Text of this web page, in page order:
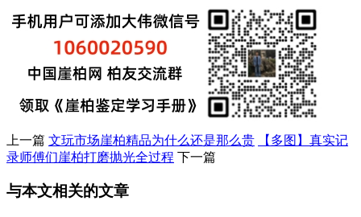
上一篇 文玩市场崖柏精品为什么还是那么贵
【多图】真实记
录师傅们崖柏打磨抛光全过程 下一篇
与本文相关的文章